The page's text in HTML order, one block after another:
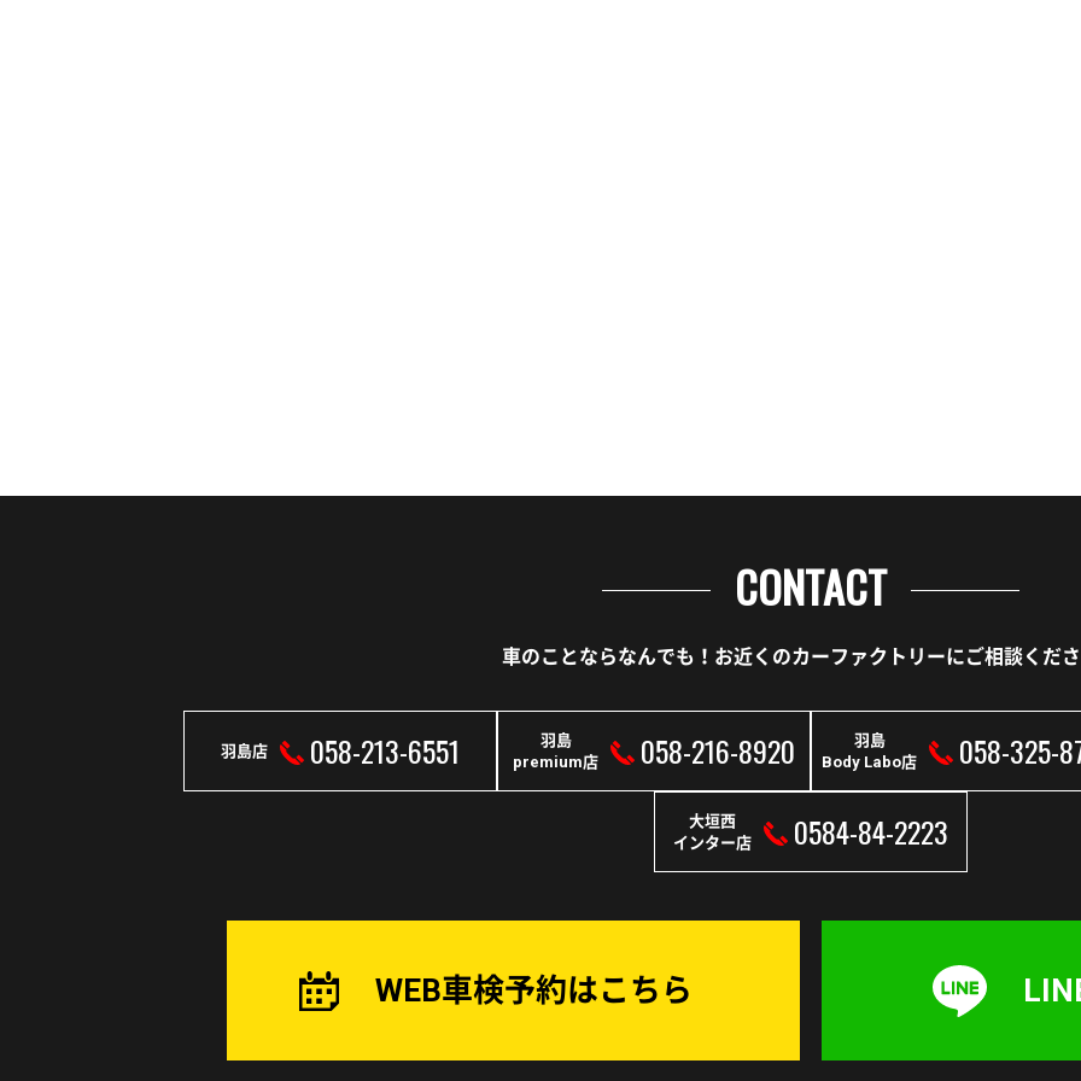
CONTACT
車のことならなんでも！ お近くのカーファクトリーにご相談くだ
羽島店 058-213-6551
羽島
premium店
058-216-8920
羽島
Body Labo店
058-325-
大垣西
インター店
0584-84-2223
WEB車検予約はこちら